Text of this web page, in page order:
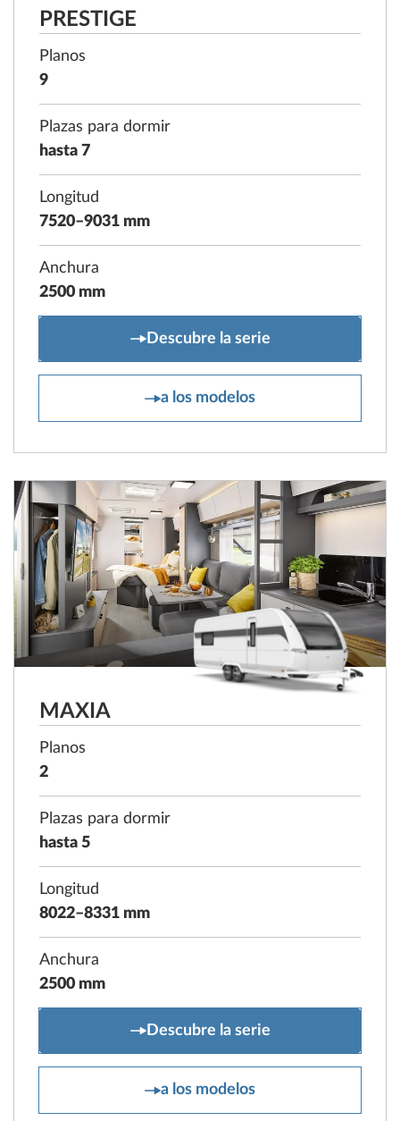
PRESTIGE
Planos
9
Plazas para dormir
hasta 7
Longitud
7520–9031 mm
Anchura
2500 mm
PRESTIGE
Descubre la serie
a los modelos
PRESTIGE
MAXIA
Planos
2
Plazas para dormir
hasta 5
Longitud
8022–8331 mm
Anchura
2500 mm
MAXIA
Descubre la serie
a los modelos
MAXIA